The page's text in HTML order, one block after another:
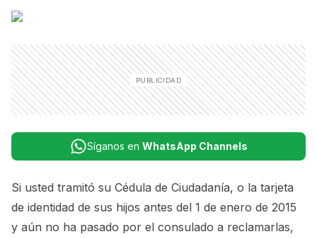
Síganos en WhatsApp Channels
Si usted tramitó su Cédula de Ciudadanía, o la tarjeta
de identidad de sus hijos antes del 1 de enero de 2015
y aún no ha pasado por el consulado a reclamarlas,